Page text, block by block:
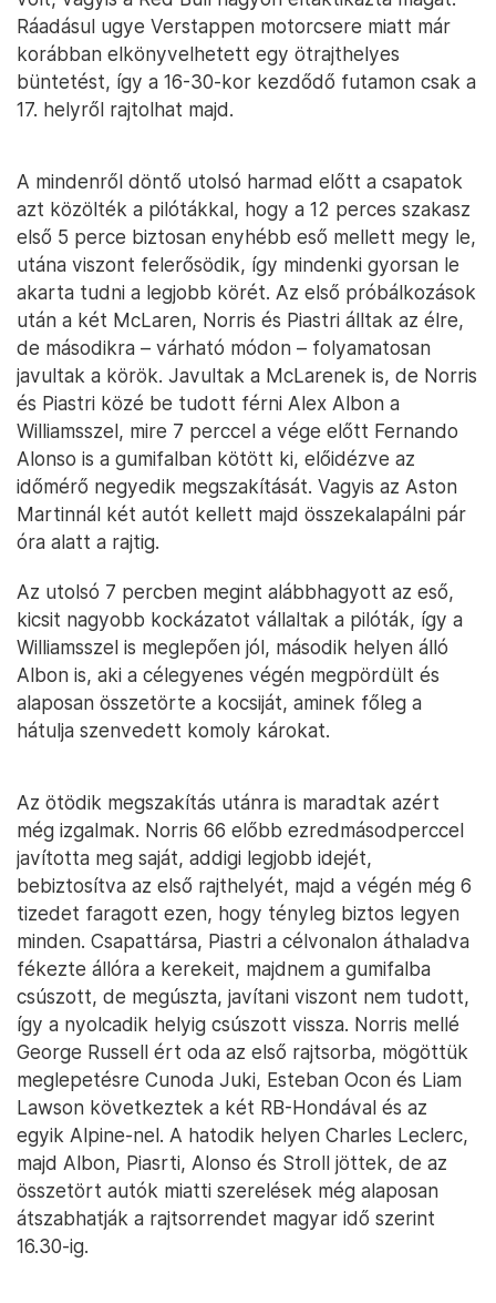
Ráadásul ugye Verstappen motorcsere miatt már
korábban elkönyvelhetett egy ötrajthelyes
büntetést, így a 16-30-kor kezdődő futamon csak a
17. helyről rajtolhat majd.
A mindenről döntő utolsó harmad előtt a csapatok
azt közölték a pilótákkal, hogy a 12 perces szakasz
első 5 perce biztosan enyhébb eső mellett megy le,
utána viszont felerősödik, így mindenki gyorsan le
akarta tudni a legjobb körét. Az első próbálkozások
után a két McLaren, Norris és Piastri álltak az élre,
de másodikra – várható módon – folyamatosan
javultak a körök. Javultak a McLarenek is, de Norris
és Piastri közé be tudott férni Alex Albon a
Williamsszel, mire 7 perccel a vége előtt Fernando
Alonso is a gumifalban kötött ki, előidézve az
időmérő negyedik megszakítását. Vagyis az Aston
Martinnál két autót kellett majd összekalapálni pár
óra alatt a rajtig.
Az utolsó 7 percben megint alábbhagyott az eső,
kicsit nagyobb kockázatot vállaltak a pilóták, így a
Williamsszel is meglepően jól, második helyen álló
Albon is, aki a célegyenes végén megpördült és
alaposan összetörte a kocsiját, aminek főleg a
hátulja szenvedett komoly károkat.
Az ötödik megszakítás utánra is maradtak azért
még izgalmak. Norris 66 előbb ezredmásodperccel
javította meg saját, addigi legjobb idejét,
bebiztosítva az első rajthelyét, majd a végén még 6
tizedet faragott ezen, hogy tényleg biztos legyen
minden. Csapattársa, Piastri a célvonalon áthaladva
fékezte állóra a kerekeit, majdnem a gumifalba
csúszott, de megúszta, javítani viszont nem tudott,
így a nyolcadik helyig csúszott vissza. Norris mellé
George Russell ért oda az első rajtsorba, mögöttük
meglepetésre Cunoda Juki, Esteban Ocon és Liam
Lawson következtek a két RB-Hondával és az
egyik Alpine-nel. A hatodik helyen Charles Leclerc,
majd Albon, Piasrti, Alonso és Stroll jöttek, de az
összetört autók miatti szerelések még alaposan
átszabhatják a rajtsorrendet magyar idő szerint
16.30-ig.